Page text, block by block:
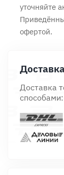
уточняйте
офертой.
Доставка
способами: